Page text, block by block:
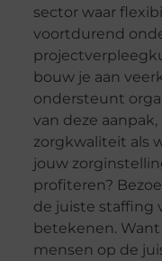
sector waar
voortdurend
bouw je aan
ondersteunt
van deze
zorgkwaliteit als
jouw
profiteren?
de juiste staffing
betekenen.
mensen op de